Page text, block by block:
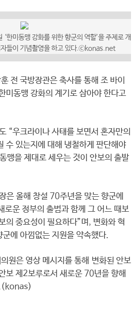
한미동맹 강화를 위한 향군의 역할’을 주제로 개
자들이 기념촬영을 하고 있다.ⓒkonas.net
전 국방장관은 축사를 통해 조 바이
미동맹 강화의 계기로 삼아야 한다고
“우크라이나 사태를 보면서 혼자만의
수 있는지에 대해 냉철하게 판단해야
맹을 제대로 세우는 것이 안보의 출발
은 올해 창설 70주년을 맞는 향군에
로운 정부의 출범과 함께 그 어느 때보
의 중요성이 필요하다”며, 변화와 혁
에 아낌없는 지원을 약속했다.
원은 영상 메시지를 통해 변화된 안보
보 제2보루로서 새로운 70년을 향해
.(konas)